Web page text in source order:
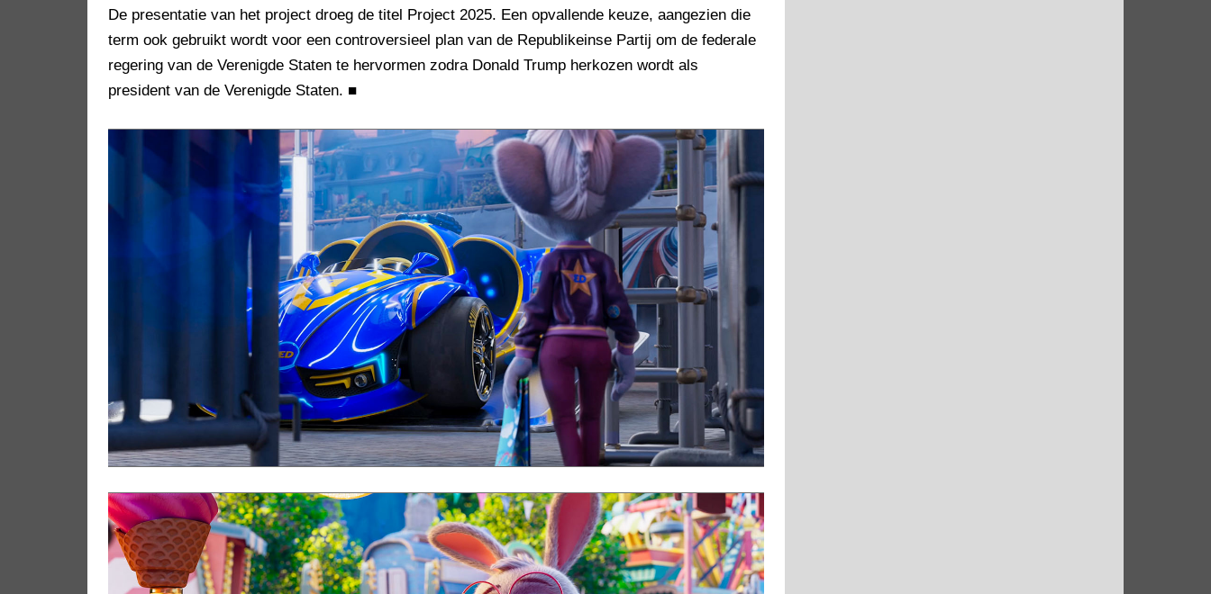
De presentatie van het project droeg de titel Project 2025. Een opvallende keuze, aangezien die
term ook gebruikt wordt voor een controversieel plan van de Republikeinse Partij om de federale
regering van de Verenigde Staten te hervormen zodra Donald Trump herkozen wordt als
president van de Verenigde Staten. ■